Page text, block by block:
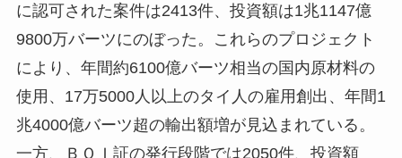
に認可された案件は2413件、投資額は1兆1147億
9800万バーツにのぼった。これらのプロジェクト
により、年間約6100億バーツ相当の国内原材料の
使用、17万5000人以上のタイ人の雇用創出、年間1
兆4000億バーツ超の輸出額増が見込まれている。
一方、ＢＯＩ証の発行段階では2050件、投資額